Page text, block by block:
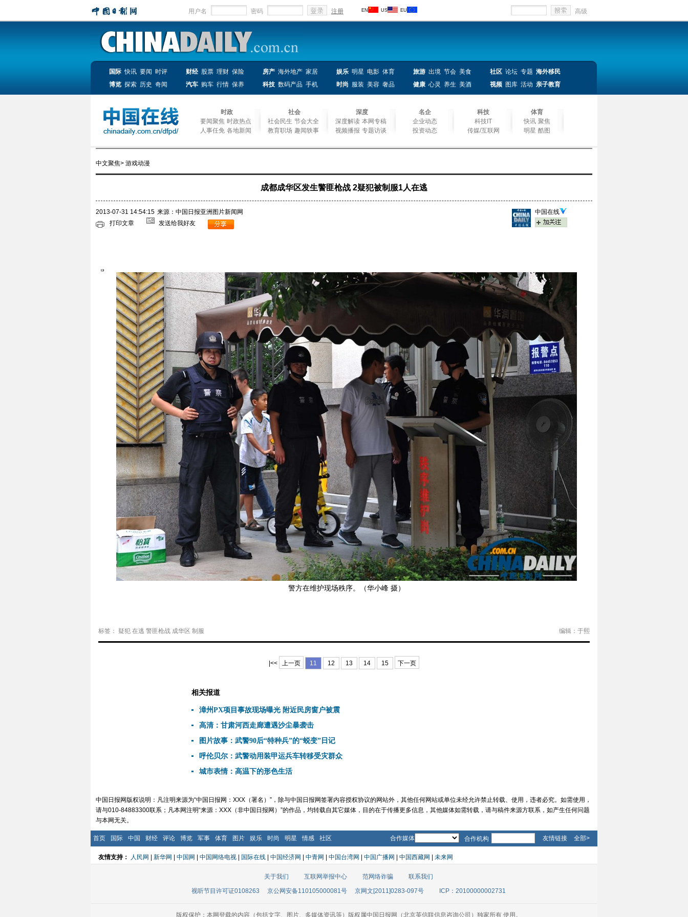
用户名 密码 注册 EN US EU 高级
国际 快讯 要闻 时评 财经 股票 理财 保险 房产 海外地产 家居 娱乐 明星 电影 体育 旅游 出境 节会 美食 社区 论坛 专题 海外移民
博览 探索 历史 奇闻 汽车 购车 行情 保养 科技 数码产品 手机 时尚 服装 美容 奢品 健康 心灵 养生 美酒 视频 图库 活动 亲子教育
时政
要闻聚焦 时政热点
人事任免 各地新闻
社会
社会民生 节会大全
教育职场 趣闻轶事
深度
深度解读 本网专稿
视频播报 专题访谈
名企
企业动态
投资动态
科技
科技IT
传媒/互联网
体育
快讯 聚焦
明星 酷图
中文聚焦> 游戏动漫
成都成华区发生警匪枪战 2疑犯被制服1人在逃
2013-07-31 14:54:15 来源：中国日报亚洲图片新闻网
打印文章
发送给我好友
中国在线
警方在维护现场秩序。（华小峰 摄）
编辑：于熙
标签： 疑犯 在逃 警匪枪战 成华区 制服
|<< 上一页 11 12 13 14 15 下一页
相关报道
漳州PX项目事故现场曝光 附近民房窗户被震
高清：甘肃河西走廊遭遇沙尘暴袭击
图片故事：武警90后“特种兵”的“蜕变”日记
呼伦贝尔：武警动用装甲运兵车转移受灾群众
城市表情：高温下的形色生活
中国日报网版权说明：凡注明来源为“中国日报网：XXX（署名）”，除与中国日报网签署内容授权协议的网站外，其他任何网站或单位未经允许禁止转载、使用，违者必究。如需使用，
请与010-84883300联系；凡本网注明“来源：XXX（非中国日报网）”的作品，均转载自其它媒体，目的在于传播更多信息，其他媒体如需转载，请与稿件来源方联系，如产生任何问题
与本网无关。
首页 国际 中国 财经 评论 博览 军事 体育 图片 娱乐 时尚 明星 情感 社区 合作媒体 合作机构 友情链接 全部>
友情支持： 人民网 | 新华网 | 中国网 | 中国网络电视 | 国际在线 | 中国经济网 | 中青网 | 中国台湾网 | 中国广播网 | 中国西藏网 | 未来网
关于我们 互联网举报中心 范网络诈骗
联系我们
视听节目许可证0108263
京公网安备110105000081号 京网文[2011]0283-097号 ICP：20100000002731
版权保护：本网登载的内容（包括文字、图片、多媒体资讯等）版权属中国日报网（北京英信联信息咨询公司）独家所有 使用。